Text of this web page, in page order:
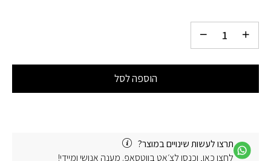
הוספה לסל
תרצו לעשות שינויים במוצר?
לחצו כאן, וכנסו לצ׳אט בווטסאפ. מענה אנושי ומיידי!